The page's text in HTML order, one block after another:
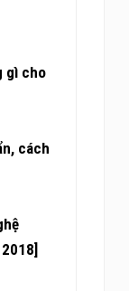
gì cho
cách